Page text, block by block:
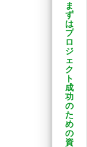
ま
ず
は
プ
ロ
ジ
ェ
ク
ト
成
功
の
た
め
の
資